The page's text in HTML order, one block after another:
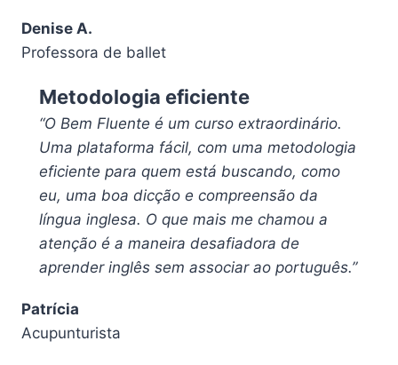
Denise A.
Professora de ballet
Metodologia eficiente
“O Bem Fluente é um curso extraordinário.
Uma plataforma fácil, com uma metodologia
eficiente para quem está buscando, como
eu, uma boa dicção e compreensão da
língua inglesa. O que mais me chamou a
atenção é a maneira desafiadora de
aprender inglês sem associar ao português.”
Patrícia
Acupunturista